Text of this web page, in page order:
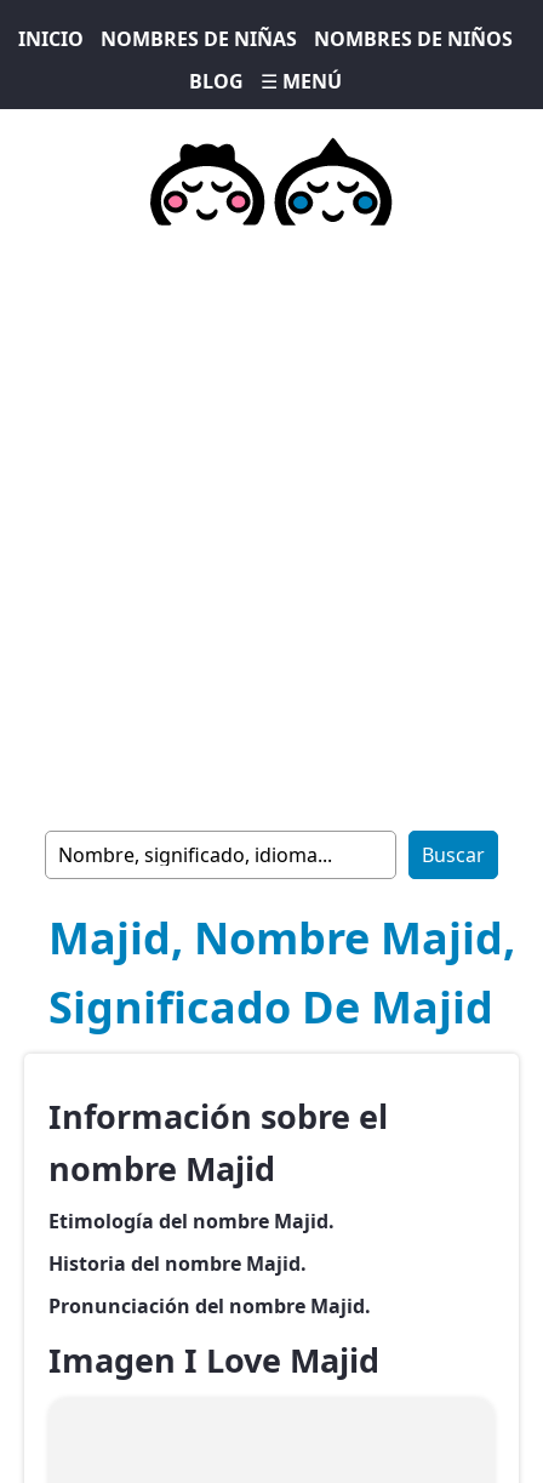
INICIO NOMBRES DE NIÑAS
NOMBRES DE NIÑOS
BLOG
☰ MENÚ
Majid, Nombre Majid,
Significado De Majid
Información sobre el
nombre Majid
Etimología del nombre Majid.
Historia del nombre Majid.
Pronunciación del nombre Majid.
Imagen I Love Majid